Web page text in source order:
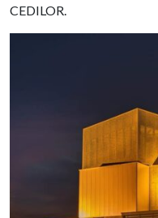
CEDILOR.